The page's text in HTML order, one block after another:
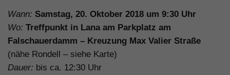
Wann: Samstag, 20. Oktober 2018 um 9:30 Uhr
Wo: Treffpunkt in Lana am Parkplatz am
Falschauerdamm – Kreuzung Max Valier Straße
(nähe Rondell – siehe Karte)
Dauer: bis ca. 12:30 Uhr